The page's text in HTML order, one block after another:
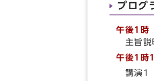
プログ
午後1時
主旨説
午後1時
講演1